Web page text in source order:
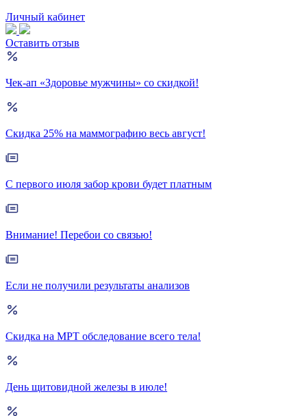
Личный кабинет
Оставить отзыв
Чек-ап «Здоровье мужчины» со скидкой!
Скидка 25% на маммографию весь август!
С первого июля забор крови будет платным
Внимание! Перебои со связью!
Если не получили результаты анализов
Скидка на МРТ обследование всего тела!
День щитовидной железы в июле!